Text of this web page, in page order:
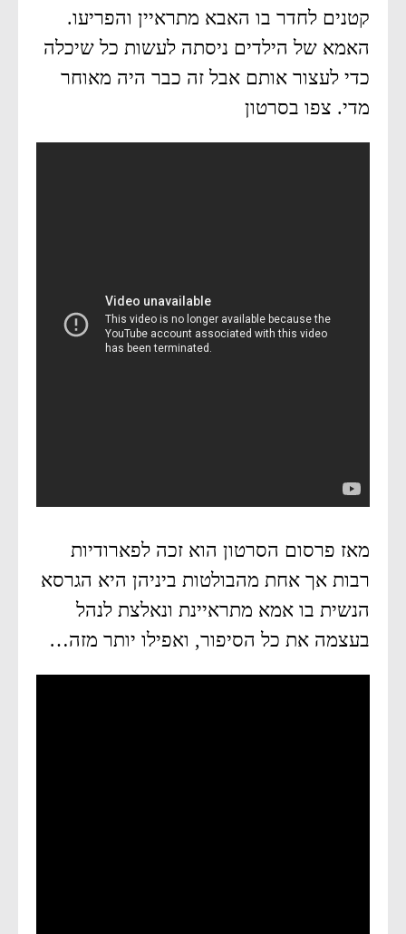
קטנים לחדר בו האבא מתראיין והפריעו.
האמא של הילדים ניסתה לעשות כל שיכלה
כדי לעצור אותם אבל זה כבר היה מאוחר
מדי. צפו בסרטון
מאז פרסום הסרטון הוא זכה לפארודיות
רבות אך אחת מהבולטות ביניהן היא הגרסא
הנשית בו אמא מתראיינת ונאלצת לנהל
בעצמה את כל הסיפור, ואפילו יותר מזה…